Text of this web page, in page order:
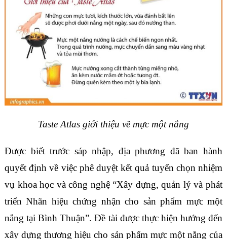
Taste Atlas giới thiệu về mực một nắng
Được biết trước sáp nhập, địa phương đã ban hành
quyết định về việc phê duyệt kết quả tuyển chọn nhiệm
vụ khoa học và công nghệ “Xây dựng, quản lý và phát
triển Nhãn hiệu chứng nhận cho sản phẩm mực một
nắng tại Bình Thuận”. Đề tài được thực hiện hướng đến
xây dựng thương hiệu cho sản phẩm mực một nắng của